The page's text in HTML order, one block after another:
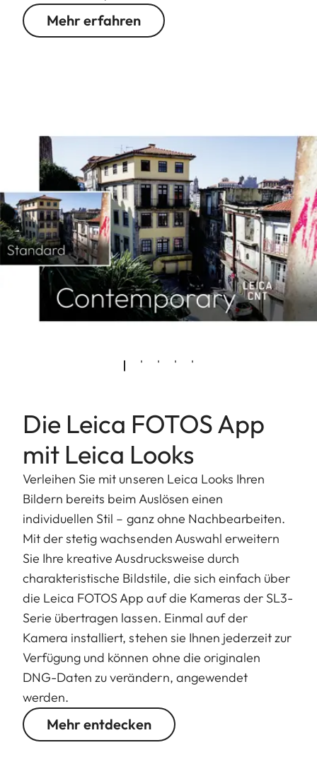
Mehr erfahren
Die Leica FOTOS App
mit Leica Looks
Verleihen Sie mit unseren Leica Looks Ihren
Bildern bereits beim Auslösen einen
individuellen Stil – ganz ohne Nachbearbeiten.
Mit der stetig wachsenden Auswahl erweitern
Sie Ihre kreative Ausdrucksweise durch
charakteristische Bildstile, die sich einfach über
die Leica FOTOS App auf die Kameras der SL3-
Serie übertragen lassen. Einmal auf der
Kamera installiert, stehen sie Ihnen jederzeit zur
Verfügung und können ohne die originalen
DNG-Daten zu verändern, angewendet
werden.
Mehr entdecken